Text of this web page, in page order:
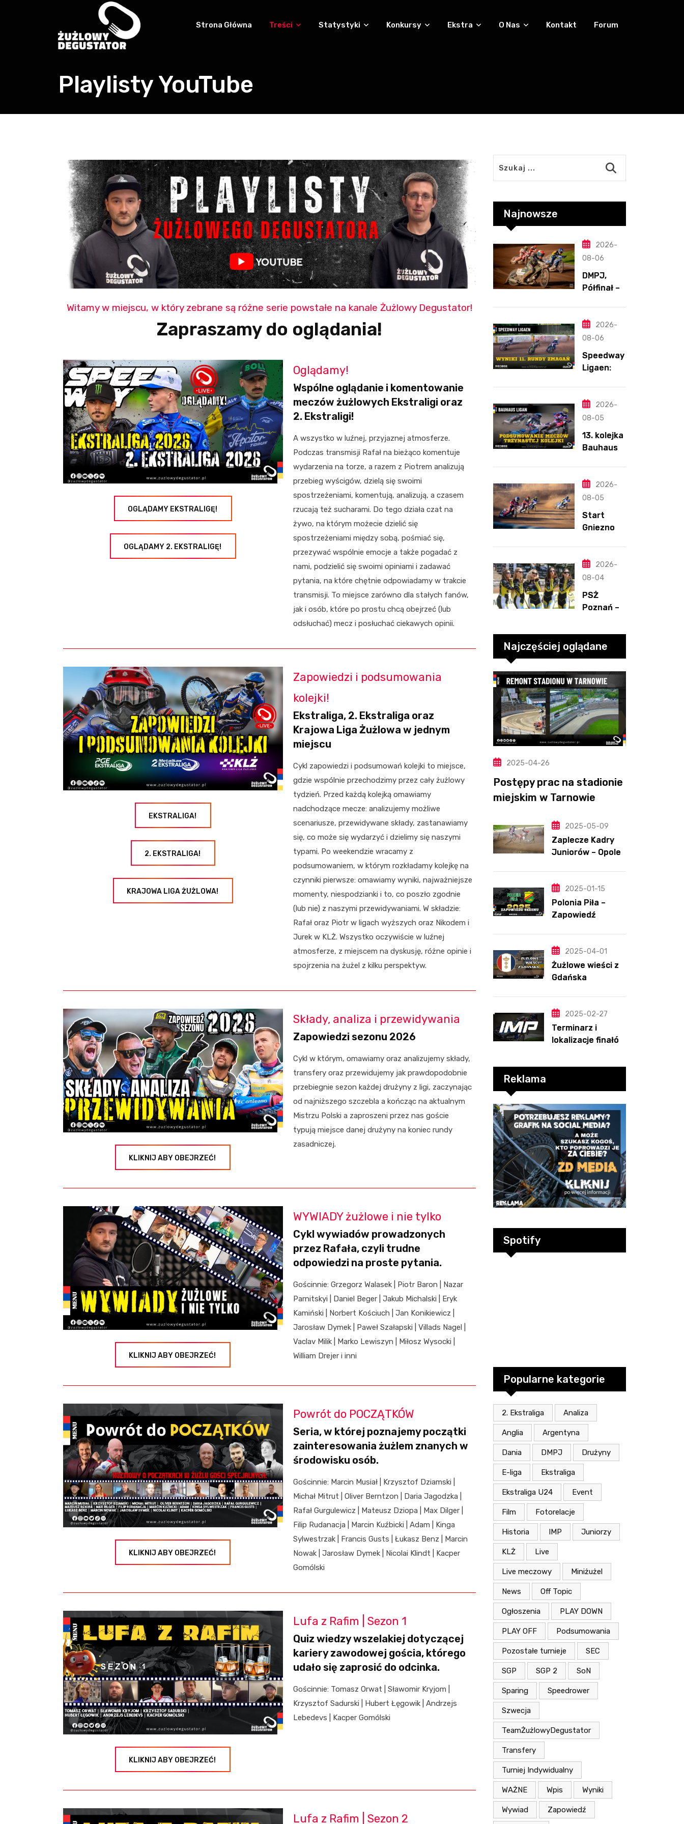
Strona Główna Treści Statystyki Konkursy Ekstra O Nas Kontakt Forum
Playlisty YouTube
Witamy w miejscu, w który zebrane są różne serie powstałe na kanale Żużlowy Degustator!
Zapraszamy do oglądania!
OGLĄDAMY EKSTRALIGĘ!
OGLĄDAMY 2. EKSTRALIGĘ!
Oglądamy!
Wspólne oglądanie i komentowanie
meczów żużlowych Ekstraligi oraz
2. Ekstraligi!
A wszystko w luźnej, przyjaznej atmosferze.
Podczas transmisji Rafał na bieżąco komentuje
wydarzenia na torze, a razem z Piotrem analizują
przebieg wyścigów, dzielą się swoimi
spostrzeżeniami, komentują, analizują, a czasem
rzucają też sucharami. Do tego działa czat na
żywo, na którym możecie dzielić się
spostrzeżeniami między sobą, pośmiać się,
przezywać wspólnie emocje a także pogadać z
nami, podzielić się swoimi opiniami i zadawać
pytania, na które chętnie odpowiadamy w trakcie
transmisji. To miejsce zarówno dla stałych fanów,
jak i osób, które po prostu chcą obejrzeć (lub
odsłuchać) mecz i posłuchać ciekawych opinii.
EKSTRALIGA!
2. EKSTRALIGA!
KRAJOWA LIGA ŻUŻLOWA!
Zapowiedzi i podsumowania
kolejki!
Ekstraliga, 2. Ekstraliga oraz
Krajowa Liga Żużlowa w jednym
miejscu
Cykl zapowiedzi i podsumowań kolejki to miejsce,
gdzie wspólnie przechodzimy przez cały żużlowy
tydzień. Przed każdą kolejką omawiamy
nadchodzące mecze: analizujemy możliwe
scenariusze, przewidywane składy, zastanawiamy
się, co może się wydarzyć i dzielimy się naszymi
typami. Po weekendzie wracamy z
podsumowaniem, w którym rozkładamy kolejkę na
czynniki pierwsze: omawiamy wyniki, najważniejsze
momenty, niespodzianki i to, co poszło zgodnie
(lub nie) z naszymi przewidywaniami. W składzie:
Rafał oraz Piotr w ligach wyższych oraz Nikodem i
Jurek w KLŻ. Wszystko oczywiście w luźnej
atmosferze, z miejscem na dyskusję, różne opinie i
spojrzenia na żużel z kilku perspektyw.
KLIKNIJ ABY OBEJRZEĆ!
Składy, analiza i przewidywania
Zapowiedzi sezonu 2026
Cykl w którym, omawiamy oraz analizujemy składy,
transfery oraz przewidujemy jak prawdopodobnie
przebiegnie sezon każdej drużyny z ligi, zaczynając
od najniższego szczebla a kończąc na aktualnym
Mistrzu Polski a zaproszeni przez nas goście
typują miejsce danej drużyny na koniec rundy
zasadniczej.
KLIKNIJ ABY OBEJRZEĆ!
WYWIADY żużlowe i nie tylko
Cykl wywiadów prowadzonych
przez Rafała, czyli trudne
odpowiedzi na proste pytania.
Gościnnie: Grzegorz Walasek | Piotr Baron | Nazar
Parnitskyi | Daniel Beger | Jakub Michalski | Eryk
Kamiński | Norbert Kościuch | Jan Konikiewicz |
Jarosław Dymek | Paweł Szałapski | Villads Nagel |
Vaclav Milik | Marko Lewiszyn | Miłosz Wysocki |
William Drejer i inni
KLIKNIJ ABY OBEJRZEĆ!
Powrót do POCZĄTKÓW
Seria, w której poznajemy początki
zainteresowania żużlem znanych w
środowisku osób.
Gościnnie: Marcin Musiał | Krzysztof Dziamski |
Michał Mitrut |
Oliver Berntzon | Daria Jagodzka |
Rafał Gurgulewicz | Mateusz Dziopa | Max Dilger |
Filip Rudanacja | Marcin Kuźbicki | Adam | Kinga
Sylwestrzak | Francis Gusts | Łukasz Benz | Marcin
Nowak | Jarosław Dymek | Nicolai Klindt | Kacper
Gomólski
KLIKNIJ ABY OBEJRZEĆ!
Lufa z Rafim | Sezon 1
Quiz wiedzy wszelakiej dotyczącej
kariery zawodowej gościa, którego
udało się zaprosić do odcinka.
Gościnnie: Tomasz Orwat | Sławomir Kryjom |
Krzysztof Sadurski | Hubert Łęgowik | Andrzejs
Lebedevs | Kacper Gomólski
Lufa z Rafim | Sezon 2
Najnowsze
2026-
08-06
DMPJ,
Półfinał –
,
5.08.2026
2026-
08-06
Speedway
Ligaen:
Speedway
nie
tempa.
Lider
ponownie
zwycięski
2026-
08-05
13. kolejka
Bauhaus-
y
Henriksso
mecz
Blödorna
2026-
08-05
Start
Gniezno –
2.08.2026
-2
2026-
08-04
PSŻ
Poznań –
Rybnik,
2.08.2026
-3
Najczęściej oglądane
2025-04-26
Postępy prac na stadionie
miejskim w Tarnowie
2025-05-09
Zaplecze Kadry
Juniorów – Opole,
2025-01-15
Polonia Piła –
Zapowiedź
PRZEWIDYWANIA
2025
2025-04-01
Żużlowe wieści z
Gdańska
2025-02-27
Terminarz i
lokalizacje finałów
Reklama
Spotify
Popularne kategorie
2. Ekstraliga Analiza
Anglia Argentyna
Dania DMPJ Drużyny
E-liga Ekstraliga
Ekstraliga U24 Event
Film Fotorelacje
Historia IMP Juniorzy
KLŻ Live
Live meczowy Miniżużel
News Off Topic
Ogłoszenia PLAY DOWN
PLAY OFF Podsumowania
Pozostałe turnieje SEC
SGP SGP 2 SoN
Sparing Speedrower
Szwecja
TeamŻużlowyDegustator
Transfery
Turniej Indywidualny
WAŻNE Wpis Wyniki
Wywiad Zapowiedź